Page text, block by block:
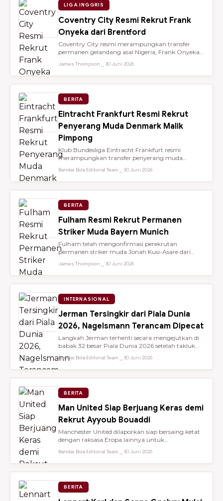
LIGA INGGRIS
Coventry City Resmi Rekrut Frank
Onyeka dari Brentford
Coventry City resmi merampungkan transfer
permanen gelandang asal Nigeria, Frank Onyeka,
James Thompson ⎯ 30 Juni 2026
BERITA
Eintracht Frankfurt Resmi Rekrut
Penyerang Muda Denmark Malik
Pimpong
Klub Bundesliga Eintracht Frankfurt resmi
merampungkan transfer penyerang muda
Bandar Bola Editorial Team ⎯ 30 Juni 2026
BERITA
Fulham Resmi Rekrut Permanen
Striker Muda Bayern Munich
Fulham telah mengonfirmasi perekrutan
permanen striker muda Jonah Kusi-Asare dari
James Thompson ⎯ 30 Juni 2026
INTERNASIONAL
Jerman Tersingkir dari Piala Dunia
2026, Nagelsmann Terancam Dipecat
Langkah Jerman terhenti secara mengejutkan di
babak 32 besar Piala Dunia 2026 setelah takluk
Bandar Bola Editorial Team ⎯ 30 Juni 2026
BERITA
Man United Siap Berjuang Keras demi
Rekrut Ayyoub Bouaddi
Manchester United dilaporkan siap bersaing ketat
dengan raksasa Eropa lainnya untuk
Bandar Bola Editorial Team ⎯ 30 Juni 2026
BERITA